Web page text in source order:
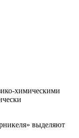
химическими
выделяют